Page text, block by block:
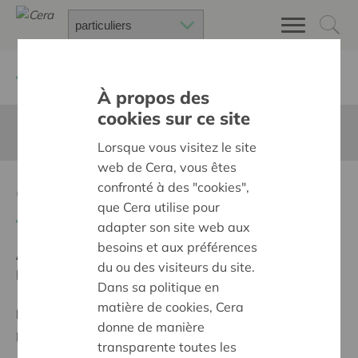
Groene wachtkamer
Ambition:
Une société solidaire et respectueuse, sans
barrières
Programme:
Offrir à tous les mêmes chances de
participer à part entière, égale et active à la société
À propos des
cookies sur ce site
Lorsque vous visitez le site
web de Cera, vous êtes
confronté à des "cookies",
que Cera utilise pour
adapter son site web aux
besoins et aux préférences
du ou des visiteurs du site.
Dans sa politique en
matière de cookies, Cera
donne de manière
transparente toutes les